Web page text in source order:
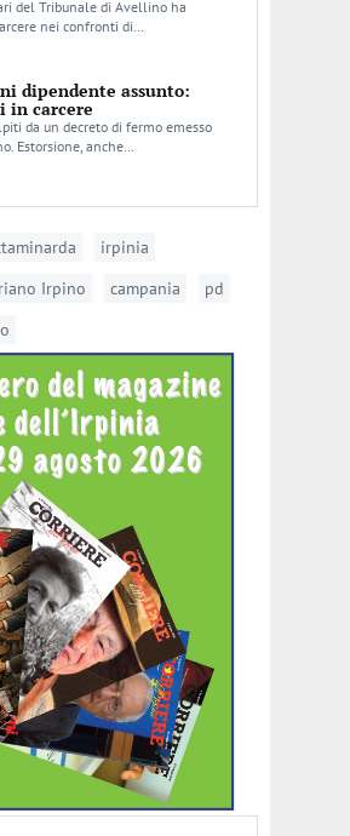
del Tribunale di Avellino ha
nei confronti di…
dipendente assunto:
in carcere
da un decreto di fermo emesso
Estorsione, anche…
irpinia
Irpino campania
pd